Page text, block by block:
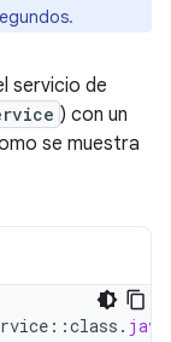
servicio de
) con un
se muestra
::class . java